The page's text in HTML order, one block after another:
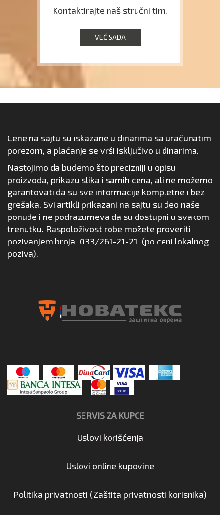
Kontaktirajte naš stručni tim.
VEĆ SADA
Cene na sajtu su iskazane u dinarima sa uračunatim
porezom, a plaćanje se vrši isključivo u dinarima.
Nastojimo da budemo što precizniji u opisu
proizvoda, prikazu slika i samih cena, ali ne možemo
garantovati da su sve informacije kompletne i bez
grešaka. Svi artikli prikazani na sajtu su deo naše
ponude i ne podrazumeva da su dostupni u svakom
trenutku. Raspoloživost robe možete proveriti
pozivanjem broja 033/261-21-21 (po ceni lokalnog
poziva).
SERVIS ZA KUPCE
Uslovi korišćenja
Uslovi online kupovine
Politika privatnosti (Zaštita privatnosti korisnika)